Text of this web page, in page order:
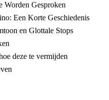
Worden Gesproken
Een Korte Geschiedenis
en Glottale Stops
deze te vermijden